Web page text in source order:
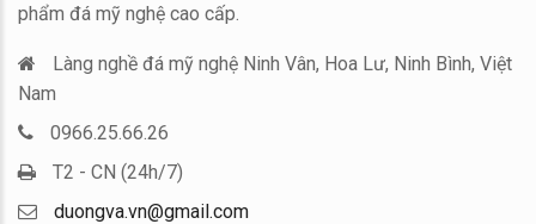
phẩm đá mỹ nghệ cao cấp.
Làng nghề đá mỹ nghệ Ninh Vân, Hoa Lư, Ninh Bình, Việt
Nam
0966.25.66.26
T2 - CN (24h/7)
duongva.vn@gmail.com